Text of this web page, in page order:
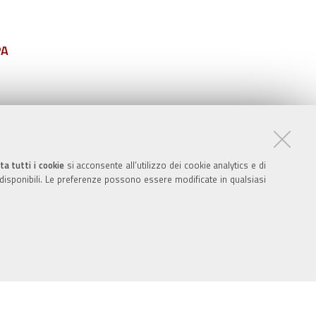
tutti i cookiesi acconsente all’utilizzo dei cookie analytics e di
Le preferenze possono essere modificate in qualsiasi